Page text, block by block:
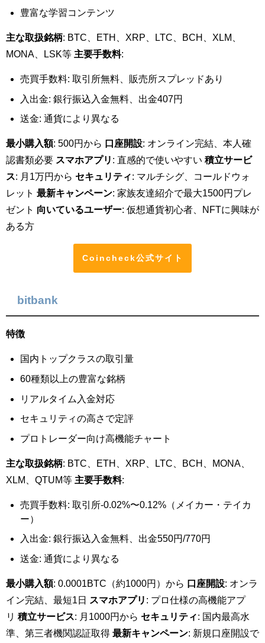
豊富な学習コンテンツ
主な取扱銘柄: BTC、ETH、XRP、LTC、BCH、XLM、
MONA、LSK等 主要手数料:
売買手数料: 取引所無料、販売所スプレッドあり
入出金: 銀行振込入金無料、出金407円
送金: 通貨により異なる
最小購入額: 500円から 口座開設: オンライン完結、本人確
認書類必要 スマホアプリ : 直感的で使いやすい 積立サービ
ス: 月1万円から セキュリティ: マルチシグ、コールドウォ
レット 最新キャンペーン: 家族友達紹介で最大1500円プレ
ゼント 向いているユーザー: 仮想通貨初心者、NFTに興味が
ある方
Coincheck公式サイト
bitbank
特徴
国内トップクラスの取引量
60種類以上の豊富な銘柄
リアルタイム入金対応
セキュリティの高さで定評
プロトレーダー向け高機能チャート
主な取扱銘柄: BTC、ETH、XRP、LTC、BCH、MONA、
XLM、QTUM等 主要手数料:
売買手数料: 取引所-0.02%〜0.12%（メイカー・テイカ
ー）
入出金: 銀行振込入金無料、出金550円/770円
送金: 通貨により異なる
最小購入額: 0.0001BTC（約1000円）から 口座開設: オンラ
イン完結、最短1日
スマホアプリ : プロ仕様の高機能アプ
リ 積立サービス: 月1000円から セキュリティ: 国内最高水
準、第三者機関認証取得 最新キャンペーン: 新規口座開設で